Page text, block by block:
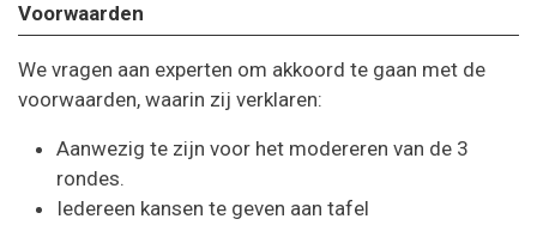
Voorwaarden
We vragen aan experten om akkoord te gaan met de
voorwaarden, waarin zij verklaren:
Aanwezig te zijn voor het modereren van de 3
rondes.
Iedereen kansen te geven aan tafel